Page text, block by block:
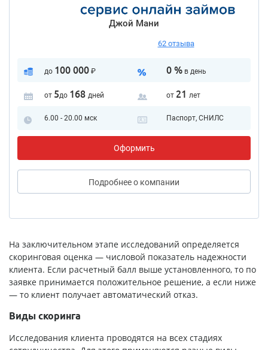
Джой Мани
62 отзыва
до 100 000₽ 0 %в день
от 5до 168 дней от 21 лет
6.00 - 20.00 мск Паспорт, СНИЛС
Оформить
Подробнеео компании
На заключительном этапе исследований определяется
скоринговая оценка — числовой показатель надежности
клиента. Если расчетный балл выше установленного, то по
заявке принимается положительное решение, а если ниже
— то клиент получает автоматический отказ.
Виды скоринга
Исследования клиента проводятся на всех стадиях